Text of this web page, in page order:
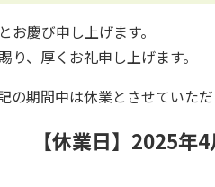
慶び申し上げます。
、厚くお礼申し上げます。
の期間中は休業とさせていた
【休業日】2025